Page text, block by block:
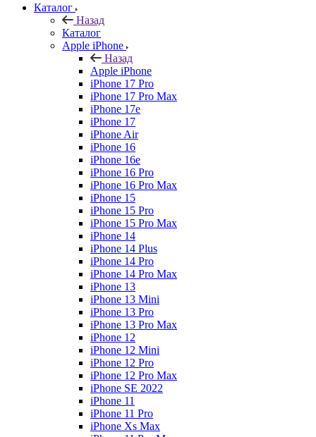
Каталог
Назад
Каталог
Apple iPhone
Назад
Apple iPhone
iPhone 17 Pro
iPhone 17 Pro Max
iPhone 17e
iPhone 17
iPhone Air
iPhone 16
iPhone 16e
iPhone 16 Pro
iPhone 16 Pro Max
iPhone 15
iPhone 15 Pro
iPhone 15 Pro Max
iPhone 14
iPhone 14 Plus
iPhone 14 Pro
iPhone 14 Pro Max
iPhone 13
iPhone 13 Mini
iPhone 13 Pro
iPhone 13 Pro Max
iPhone 12
iPhone 12 Mini
iPhone 12 Pro
iPhone 12 Pro Max
iPhone SE 2022
iPhone 11
iPhone 11 Pro
iPhone Xs Max